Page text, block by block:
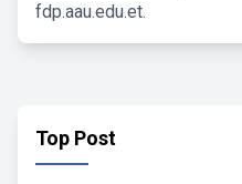
fdp.aau.edu.et.
Top Post